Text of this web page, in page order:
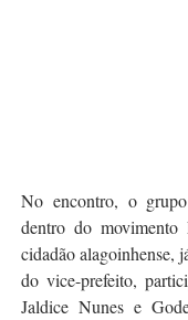
No encontro, o
dentro do
cidadão alagoinhense,
do vice-prefeito,
Jaldice Nunes e